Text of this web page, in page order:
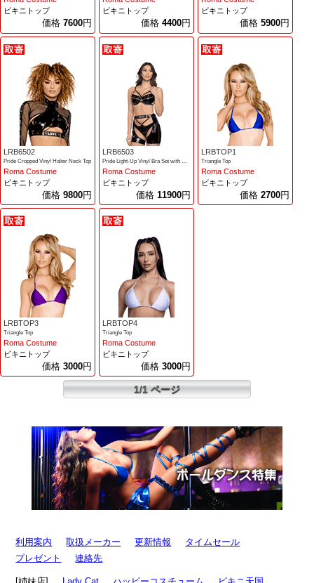
ビキニトップ
価格 7600円
ビキニトップ
価格 4400円
ビキニトップ
価格 5900円
LRB6502
Pride Cropped Vinyl Halter Neck Top
Roma Costume
ビキニトップ
価格 9800円
LRB6503
Roma Costume
ビキニトップ
価格 11900円
LRBTOP1
Triangle Top
Roma Costume
ビキニトップ
価格 2700円
LRBTOP3
Triangle Top
Roma Costume
ビキニトップ
価格 3000円
LRBTOP4
Triangle Top
Roma Costume
ビキニトップ
価格 3000円
1/1 ページ
利用案内 取扱メーカー 更新情報
タイムセール
プレゼント
連絡先